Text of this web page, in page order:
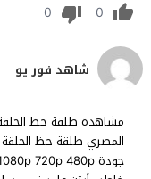
0
0
شاهد فور يو